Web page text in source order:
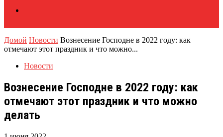
Домой Новости Вознесение Господне в 2022 году: как
отмечают этот праздник и что можно...
Новости
Вознесение Господне в 2022 году: как
отмечают этот праздник и что можно
делать